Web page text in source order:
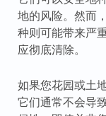
地的风险。然而
种则可能带来严
应彻底清除。
如果您花园或土
它们通常不会导